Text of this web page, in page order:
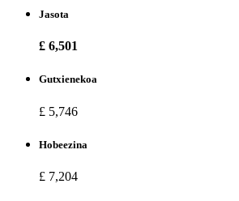
Jasota
£ 6,501
Gutxienekoa
£ 5,746
Hobeezina
£ 7,204